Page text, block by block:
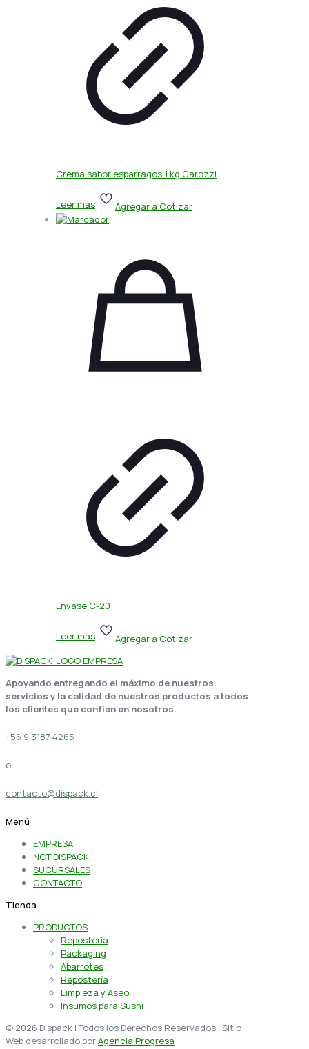
Crema sabor esparragos 1 kg Carozzi
Leer más Agregar a Cotizar
Envase C-20
Leer más Agregar a Cotizar
Apoyando entregando el máximo de nuestros
servicios y la calidad de nuestros productos a todos
los clientes que confían en nosotros.
+56 9 3187 4265
o
contacto@dispack.cl
Menú
EMPRESA
NOTIDISPACK
SUCURSALES
CONTACTO
Tienda
PRODUCTOS
Repostería
Packaging
Abarrotes
Repostería
Limpieza y Aseo
Insumos para Sushi
© 2026 Dispack | Todos los Derechos Reservados | Sitio
Web desarrollado porAgencia Progresa